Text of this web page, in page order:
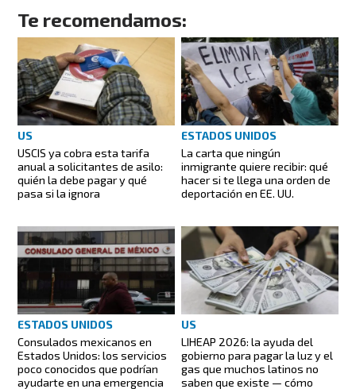
Te recomendamos:
US
USCIS ya cobra esta tarifa
anual a solicitantes de asilo:
quién la debe pagar y qué
pasa si la ignora
ESTADOS UNIDOS
La carta que ningún
inmigrante quiere recibir: qué
hacer si te llega una orden de
deportación en EE. UU.
ESTADOS UNIDOS
Consulados mexicanos en
Estados Unidos: los servicios
poco conocidos que podrían
ayudarte en una emergencia
US
LIHEAP 2026: la ayuda del
gobierno para pagar la luz y el
gas que muchos latinos no
saben que existe — cómo